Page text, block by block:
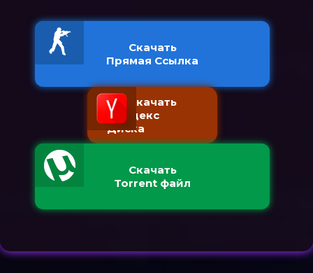
Скачать
Прямая Ссылка
Скачать
с Яндекс
Диска
Скачать
Torrent файл